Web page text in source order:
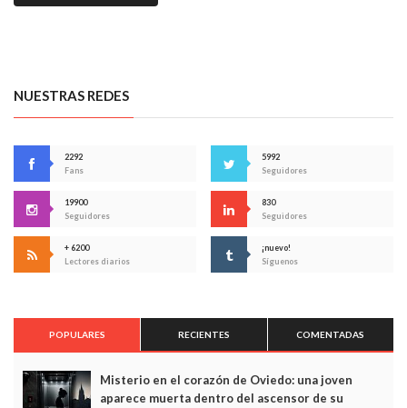
NUESTRAS REDES
2292
Fans
5992
Seguidores
19900
Seguidores
830
Seguidores
+ 6200
Lectores diarios
¡nuevo!
Síguenos
POPULARES RECIENTES COMENTADAS
Misterio en el corazón de Oviedo: una joven
aparece muerta dentro del ascensor de su